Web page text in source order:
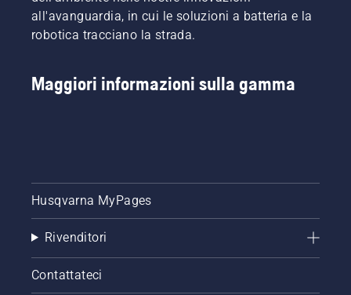
all'avanguardia, in cui le soluzioni a batteria e la
robotica tracciano la strada.
Maggiori informazioni sulla gamma
Husqvarna MyPages
Rivenditori
Contattateci